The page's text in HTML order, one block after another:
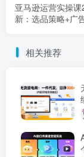
亚马逊运营实操
新：选品策略+广
相关推荐